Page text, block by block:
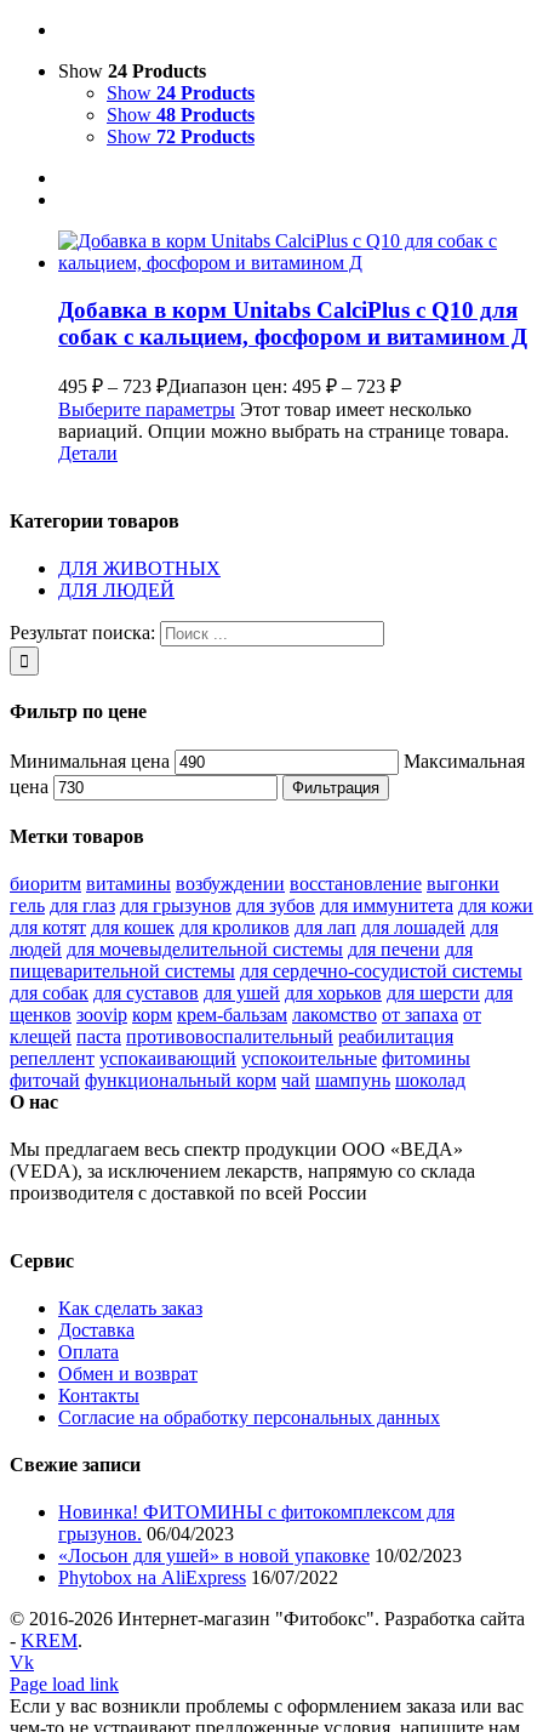
Show 24 Products
Show 24 Products
Show 48 Products
Show 72 Products
Добавка в корм Unitabs CalciPlus с Q10 для
собак с кальцием, фосфором и витамином Д
495 ₽ – 723 ₽Диапазон цен: 495 ₽ – 723 ₽
Выберите параметры Этот товар имеет несколько
вариаций. Опции можно выбрать на странице товара.
Детали
Категории товаров
ДЛЯ ЖИВОТНЫХ
ДЛЯ ЛЮДЕЙ
Результат поиска:
Фильтр по цене
Минимальная цена
Максимальная
цена
Фильтрация
Метки товаров
биоритм витамины возбуждении восстановление выгонки
гель для глаз для грызунов для зубов для иммунитета для кожи
для котят для кошек для кроликов для лап для лошадей для
людей для мочевыделительной системы для печени для
пищеварительной системы для сердечно-сосудистой системы
для собак для суставов для ушей для хорьков для шерсти для
щенков зооvip корм крем-бальзам лакомство от запаха от
клещей паста противовоспалительный реабилитация
репеллент успокаивающий успокоительные фитомины
фиточай функциональный корм чай шампунь шоколад
О нас
Мы предлагаем весь спектр продукции ООО «ВЕДА»
(VEDA), за исключением лекарств, напрямую со склада
производителя с доставкой по всей России
Сервис
Как сделать заказ
Доставка
Оплата
Обмен и возврат
Контакты
Согласие на обработку персональных данных
Свежие записи
Новинка! ФИТОМИНЫ с фитокомплексом для
грызунов. 06/04/2023
«Лосьон для ушей» в новой упаковке 10/02/2023
Phytobox на AliExpress 16/07/2022
© 2016-2026 Интернет-магазин "Фитобокс". Разработка сайта
- KREM.
Vk
Page load link
Если у вас возникли проблемы с оформлением заказа или вас